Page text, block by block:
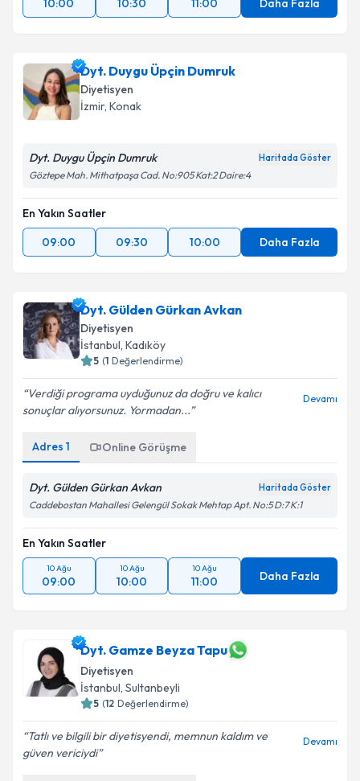
10:00 10:30 11:00 Daha Fazla
Dyt. Duygu Üpçin Dumruk
Diyetisyen
İzmir, Konak
Dyt. Duygu Üpçin Dumruk Haritada Göster
Göztepe Mah. Mithatpaşa Cad. No:905 Kat:2 Daire:4
En Yakın Saatler
09:00
09:30 10:00 Daha Fazla
Dyt. Gülden Gürkan Avkan
Diyetisyen
İstanbul, Kadıköy
5 (1 Değerlendirme)
Verdiği programa uyduğunuz da doğru ve kalıcı
sonuçlar alıyorsunuz. Yormadan...
Devamı
Adres 1 Online Görüşme
Dyt. Gülden Gürkan Avkan Haritada Göster
Caddebostan Mahallesi Gelengül Sokak Mehtap Apt. No:5 D:7 K:1
En Yakın Saatler
10 Ağu
09:00
10 Ağu
10:00
10 Ağu
11:00 Daha Fazla
Dyt. Gamze Beyza Tapu
Diyetisyen
İstanbul, Sultanbeyli
5 (12 Değerlendirme)
Tatlı ve bilgili bir diyetisyendi, memnun kaldım ve
güven vericiydi
Devamı